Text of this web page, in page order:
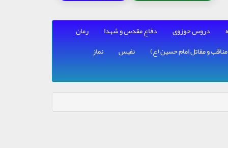
دروس حوزوی دفاع مقدس و شهدا
رمان
مناقب و مقاتل امام حسین (ع) نفیس
نماز